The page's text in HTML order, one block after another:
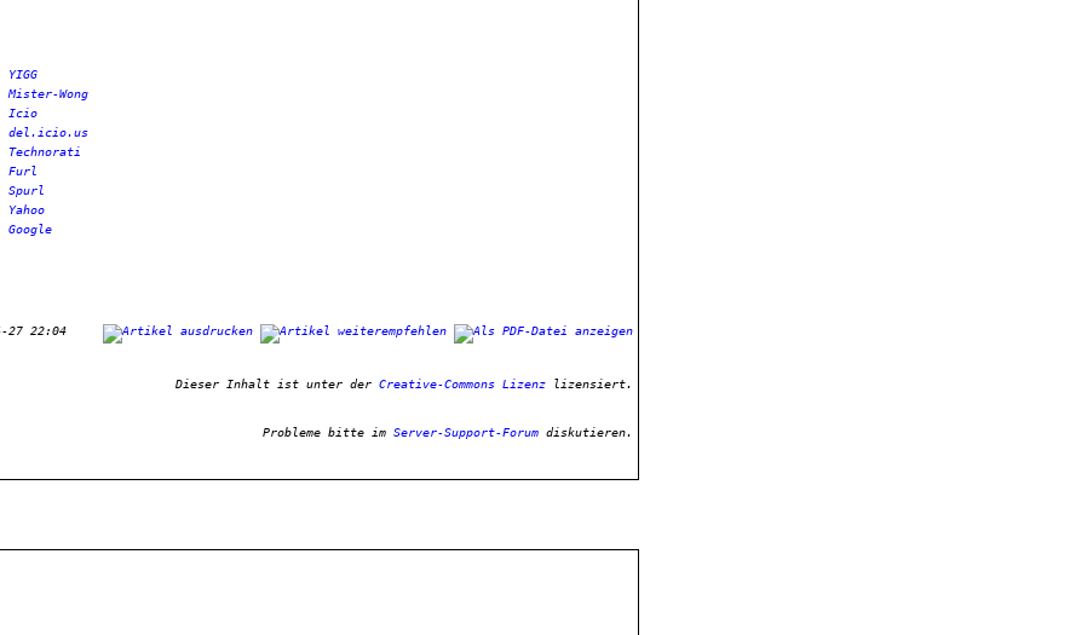
27 22:04
Dieser Inhalt ist unter der Creative-Commons Lizenz lizensiert.
Probleme bitte im Server-Support-Forum diskutieren.